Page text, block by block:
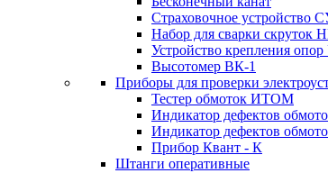
Страховочное устройство
Набор для сварки скруток
Устройство крепления
Высотомер ВК-1
Приборы для проверки
Тестер обмоток ИТОМ
Индикатор дефектов
Индикатор дефектов
Прибор Квант - К
Штанги оперативные